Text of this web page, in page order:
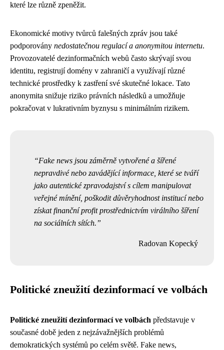
které lze různě zpeněžit.
Ekonomické motivy tvůrců falešných zpráv jsou také
podporovány nedostatečnou regulací a anonymitou internetu.
Provozovatelé dezinformačních webů často skrývají svou
identitu, registrují domény v zahraničí a využívají různé
technické prostředky k zastření své skutečné lokace. Tato
anonymita snižuje riziko právních následků a umožňuje
pokračovat v lukrativním byznysu s minimálním rizikem.
Fake news jsou záměrně vytvořené a šířené
nepravdivé nebo zavádějící informace, které se tváří
jako autentické zpravodajství s cílem manipulovat
veřejné mínění, poškodit důvěryhodnost institucí nebo
získat finanční profit prostřednictvím virálního šíření
na sociálních sítích.
Radovan Kopecký
Politické zneužití dezinformací ve volbách
Politické zneužití dezinformací ve volbách představuje v
současné době jeden z nejzávažnějších problémů
demokratických systémů po celém světě. Fake news,